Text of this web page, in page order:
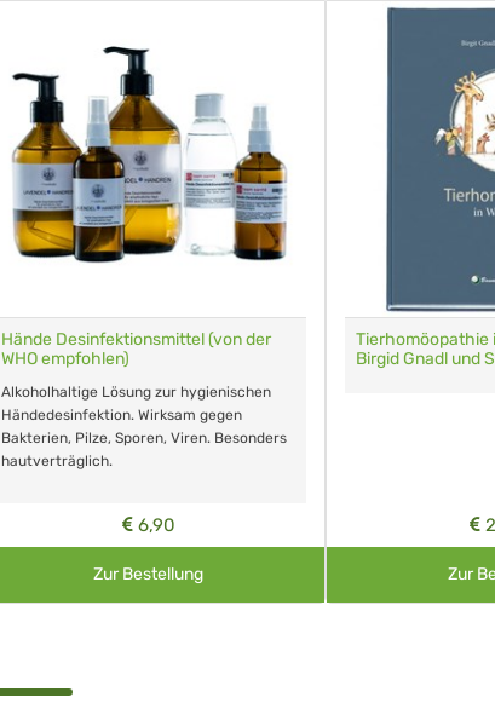
Hände Desinfektionsmittel (von der
WHO empfohlen)
Alkoholhaltige Lösung zur hygienischen
Händedesinfektion. Wirksam gegen
Bakterien, Pilze, Sporen, Viren. Besonders
hautverträglich.
6,90
Zur Bestellung
Tierhomöopathie
Birgid Gnadl und
Zur